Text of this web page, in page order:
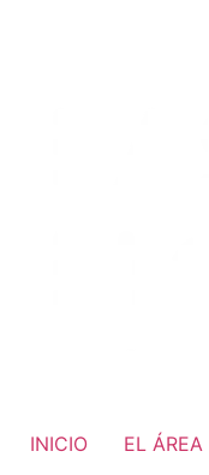
INICIO EL ÁREA